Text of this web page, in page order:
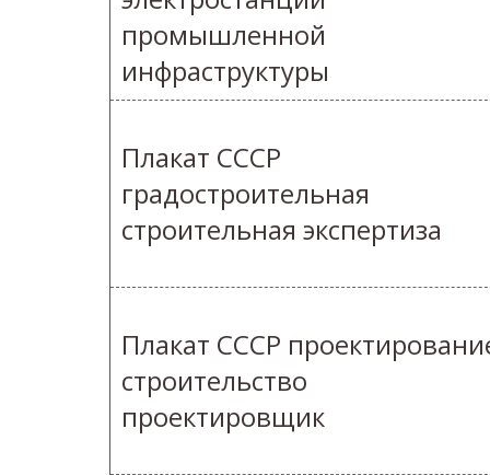
промышленной
инфраструктуры
Плакат СССР
градостроительная
строительная экспертиза
Плакат СССР
строительство
проектировщик